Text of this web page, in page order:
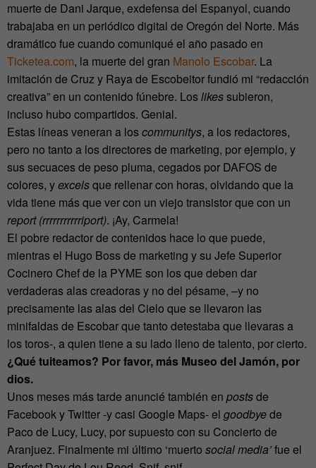
muerte de Dani Jarque, exdefensa del Espanyol, cuando
trabajaba en un periódico digital de Oregón del Norte. Más
dramático fue cuando comuniqué el año pasado en
Ticketea.com, la muerte del gran Manolo Escobar. La
imitación de Cruz y Raya de Escobeitor fundió mi “redacción
creativa” en un contenido fúnebre. Loslikessubieron,
incluso hubo compartidos. Genial.
Estas líneas veneran a loscommunitys, a los redactores,
pero no tanto a los directores de marketing, por ejemplo, y
sus secuaces de peso pluma, cegados por DAFOS de
colores, yexcelsque rellenar con horas, olvidando que la
vida tiene más que ver con un viejo transistor que con un
report (rrrrrrrrrrriport). ¡Ay, Carmela!
El pobre redactor de contenidos hace lo que puede,
mientras el Hugo Boss de marketing y su Jefe Superior
Cocinero Chef de la PYME son los que deben dar
verdaderas alas creadoras y no del pésame, –y no
precisamente las alas del Cielo que se llevaron las
minifaldas de Escobar que tanto detestaba que llevaras a
los toros-, a quien tiene a su lado lleno de talento, por cierto.
¿Qué tuiteamos? Por favor, más Museo del Jamón, por
dios.
Unos meses más tarde anuncié también en postsde
Facebook y Twitter -y casi Google Maps- el goodbyede
Paco de Lucy, Lucy, por supuesto con su Concierto de
Aranjuez. Finalmente mi último ‘muerto social media’fue el